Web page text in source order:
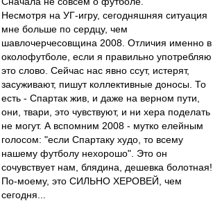
Несмотря на УГ-игру, сегодняшняя ситуация
мне больше по сердцу, чем
шавлочерчесовщина 2008. Отличия именно в
околофутболе, если я правильно употребляю
это слово. Сейчас нас явно ссут, истерят,
засуживают, пишут коллективные доносы. То
есть - Спартак жив, и даже на верном пути,
они, твари, это чувствуют, и ни хера поделать
не могут. А вспомним 2008 - мутко елейным
голосом: "если Спартаку худо, то всему
нашему футболу нехорошо". Это он
сочувствует нам, блядина, дешевка болотная!
По-моему, это СИЛЬНО ХЕРОВЕЙ, чем
сегодня...